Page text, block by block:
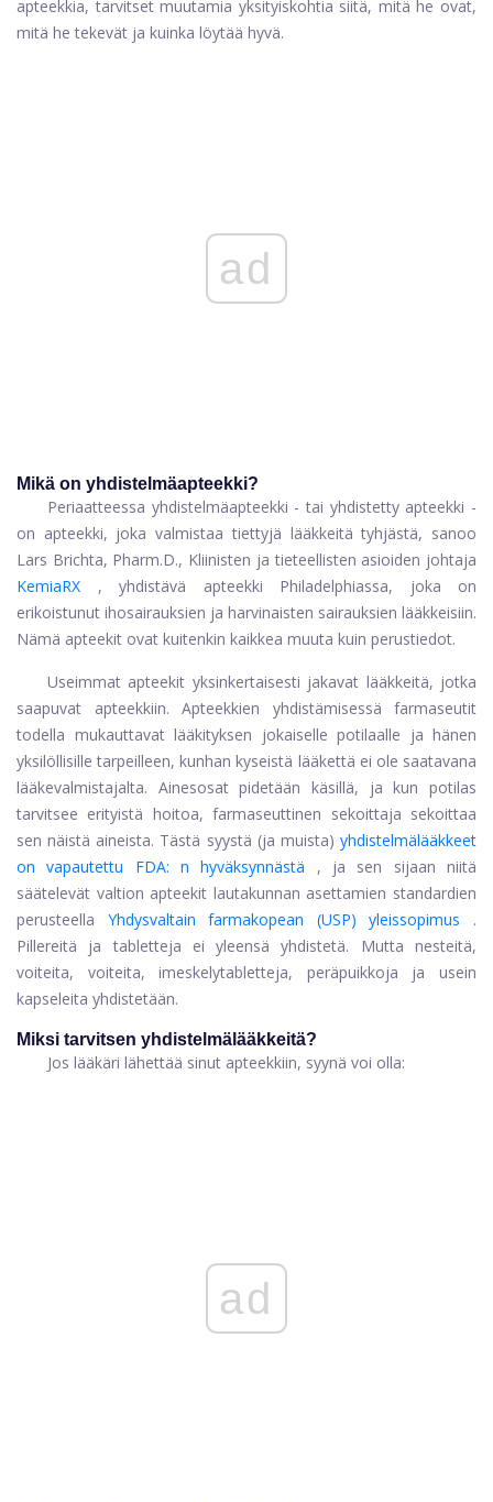
apteekkia, tarvitset muutamia yksityiskohtia siitä, mitä he ovat,
mitä he tekevät ja kuinka löytää hyvä.
ad
Mikä on yhdistelmäapteekki?
Periaatteessa yhdistelmäapteekki - tai yhdistetty apteekki -
on apteekki, joka valmistaa tiettyjä lääkkeitä tyhjästä, sanoo
Lars Brichta, Pharm.D., Kliinisten ja tieteellisten asioiden johtaja
KemiaRX
, yhdistävä apteekki Philadelphiassa, joka on
erikoistunut ihosairauksien ja harvinaisten sairauksien lääkkeisiin.
Nämä apteekit ovat kuitenkin kaikkea muuta kuin perustiedot.
Useimmat apteekit yksinkertaisesti jakavat lääkkeitä, jotka
saapuvat apteekkiin. Apteekkien yhdistämisessä farmaseutit
todella mukauttavat lääkityksen jokaiselle potilaalle ja hänen
yksilöllisille tarpeilleen, kunhan kyseistä lääkettä ei ole saatavana
lääkevalmistajalta. Ainesosat pidetään käsillä, ja kun potilas
tarvitsee erityistä hoitoa, farmaseuttinen sekoittaja sekoittaa
sen näistä aineista. Tästä syystä (ja muista) yhdistelmälääkkeet
on vapautettu FDA: n hyväksynnästä
, ja sen sijaan niitä
säätelevät valtion apteekit lautakunnan asettamien standardien
perusteella
Yhdysvaltain farmakopean (USP) yleissopimus
.
Pillereitä ja tabletteja ei yleensä yhdistetä. Mutta nesteitä,
voiteita, voiteita, imeskelytabletteja, peräpuikkoja ja usein
kapseleita yhdistetään.
Miksi tarvitsen yhdistelmälääkkeitä?
Jos lääkäri lähettää sinut apteekkiin, syynä voi olla:
ad